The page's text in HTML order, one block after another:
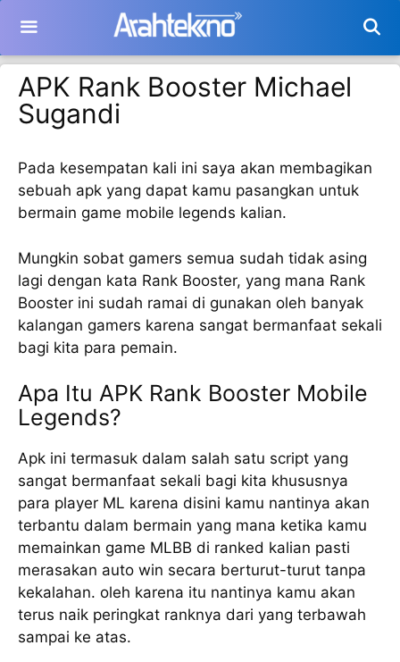
isi
APK Rank Booster Michael
Sugandi
Pada kesempatan kali ini saya akan membagikan
sebuah apk yang dapat kamu pasangkan untuk
bermain game mobile legends kalian.
Mungkin sobat gamers semua sudah tidak asing
lagi dengan kata Rank Booster, yang mana Rank
Booster ini sudah ramai di gunakan oleh banyak
kalangan gamers karena sangat bermanfaat sekali
bagi kita para pemain.
Apa Itu APK Rank Booster Mobile
Legends?
Apk ini termasuk dalam salah satu script yang
sangat bermanfaat sekali bagi kita khususnya
para player ML karena disini kamu nantinya akan
terbantu dalam bermain yang mana ketika kamu
memainkan game MLBB di ranked kalian pasti
merasakan auto win secara berturut-turut tanpa
kekalahan. oleh karena itu nantinya kamu akan
terus naik peringkat ranknya dari yang terbawah
sampai ke atas.